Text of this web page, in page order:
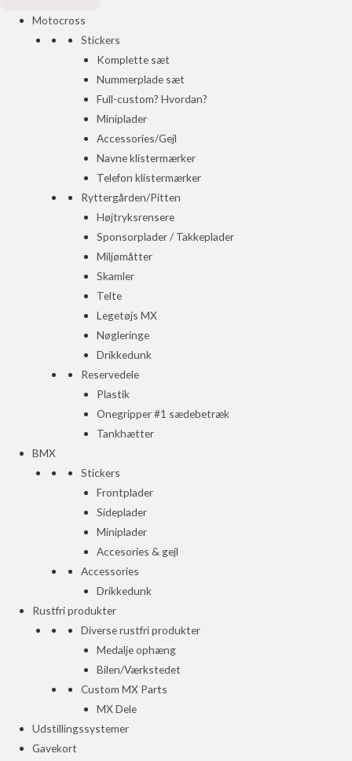
Motocross
Stickers
Komplette sæt
Nummerplade sæt
Full-custom? Hvordan?
Miniplader
Accessories/Gejl
Navne klistermærker
Telefon klistermærker
Ryttergården/Pitten
Højtryksrensere
Sponsorplader / Takkeplader
Miljømåtter
Skamler
Telte
Legetøjs MX
Nøgleringe
Drikkedunk
Reservedele
Plastik
Onegripper #1 sædebetræk
Tankhætter
BMX
Stickers
Frontplader
Sideplader
Miniplader
Accesories & gejl
Accessories
Drikkedunk
Rustfri produkter
Diverse rustfri produkter
Medalje ophæng
Bilen/Værkstedet
Custom MX Parts
MX Dele
Udstillingssystemer
Gavekort